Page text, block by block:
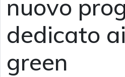
nuovo
dedicato
green